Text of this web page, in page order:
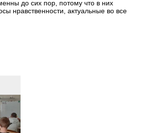
до сих пор, потому что в них
нравственности, актуальные во все